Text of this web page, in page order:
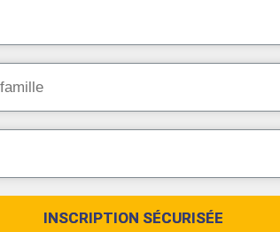
INSCRIPTION SÉCURISÉE